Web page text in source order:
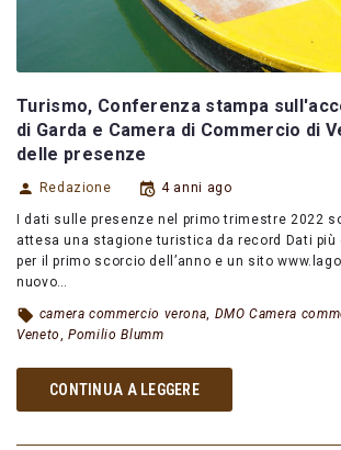
Turismo, Conferenza stampa
di Garda e Camera di Commercio di
delle presenze
Redazione 4 anni ago
I dati sulle presenze nel primo trimestre 2022
attesa una stagione turistica da record Dati
per il primo scorcio dell’anno e un sito
nuovo…
camera commercio verona, DMO Camera
Veneto,Pomilio Blumm
CONTINUA A LEGGERE